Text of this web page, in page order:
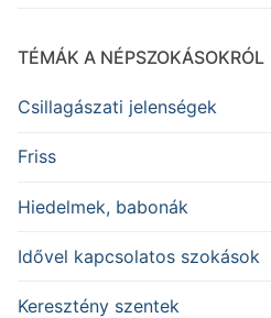
TÉMÁK A NÉPSZOKÁSOKRÓL
Csillagászati jelenségek
Friss
Hiedelmek, babonák
Idővel kapcsolatos szokások
Keresztény szentek